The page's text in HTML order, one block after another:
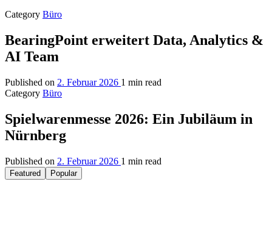
Category Büro
BearingPoint erweitert Data, Analytics &
AI Team
Published on 2. Februar 2026 1 min read
Category Büro
Spielwarenmesse 2026: Ein Jubiläum in
Nürnberg
Published on 2. Februar 2026 1 min read
Featured Popular